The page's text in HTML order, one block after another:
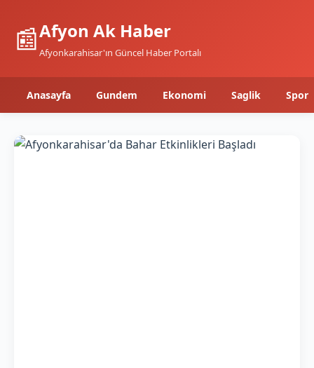
📰Afyon Ak Haber
Afyonkarahisar'ın Güncel Haber Portalı
Anasayfa Gundem Ekonomi Saglik Spor